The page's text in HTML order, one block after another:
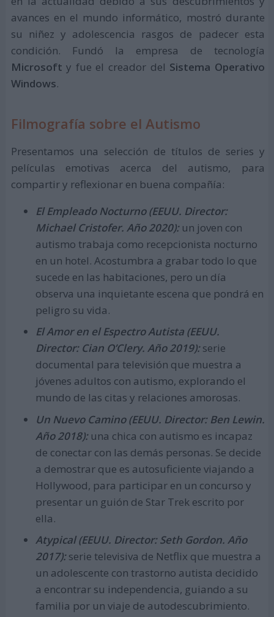
avances en el mundo informático, mostró durante
su niñez y adolescencia rasgos de padecer esta
condición. Fundó la empresa de tecnología
Microsoft y fue el creador del Sistema Operativo
Windows.
Filmografía sobre el Autismo
Presentamos una selección de títulos de series y
películas emotivas acerca del autismo, para
compartir y reflexionar en buena compañía:
El Empleado Nocturno (EEUU. Director:
Michael Cristofer. Año 2020):un joven con
autismo trabaja como recepcionista nocturno
en un hotel. Acostumbra a grabar todo lo que
sucede en las habitaciones, pero un día
observa una inquietante escena que pondrá en
peligro su vida.
El Amor en el Espectro Autista (EEUU.
Director: Cian O’Clery. Año 2019):serie
documental para televisión que muestra a
jóvenes adultos con autismo, explorando el
mundo de las citas y relaciones amorosas.
Un Nuevo Camino (EEUU. Director: Ben Lewin.
Año 2018):una chica con autismo es incapaz
de conectar con las demás personas. Se decide
a demostrar que es autosuficiente viajando a
Hollywood, para participar en un concurso y
presentar un guión de Star Trek escrito por
ella.
Atypical (EEUU. Director: Seth Gordon. Año
2017):serie televisiva de Netflix que muestra a
un adolescente con trastorno autista decidido
a encontrar su independencia, guiando a su
familia por un viaje de autodescubrimiento.